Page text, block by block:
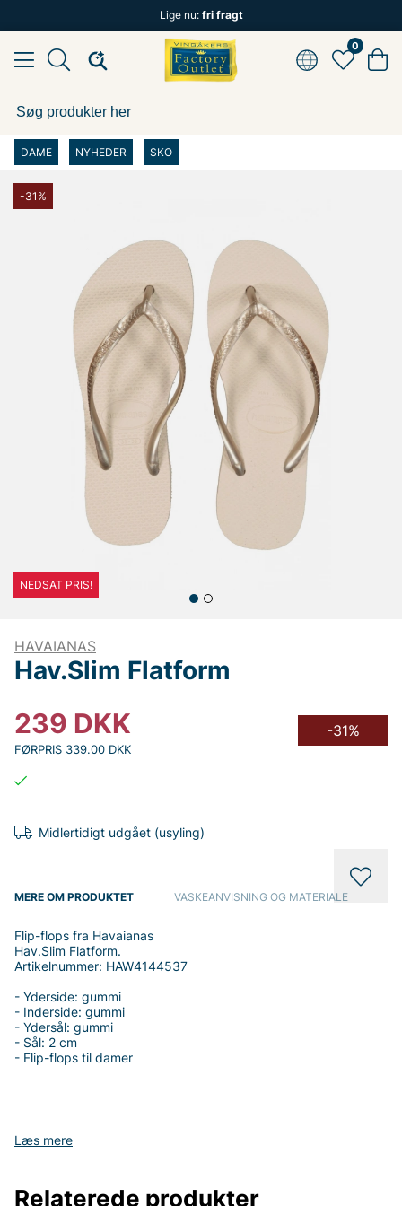
Lige nu: fri fragt
0
DAME NYHEDER SKO
-31%
NEDSAT PRIS!
HAVAIANAS
Hav.Slim Flatform
239 DKK
FØRPRIS 339.00 DKK
-31%
Midlertidigt udgået (usyling)
MERE OM PRODUKTET
Læs mere
Flip-flops fra Havaianas
Hav.Slim Flatform.
Artikelnummer: HAW4144537
- Yderside: gummi
- Inderside: gummi
- Ydersål: gummi
- Sål: 2 cm
- Flip-flops til damer
Tak fordi du handler i vores webshop. Besøg også vores butik i
Vingåker.
VASKEANVISNING OG MATERIALE
Relaterede produkter